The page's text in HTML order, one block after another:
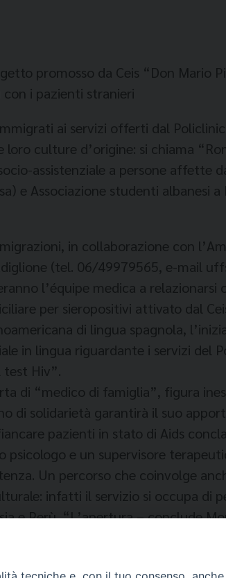
promosso da Ceis “Don Mario
i pazienti stranieri
ai servizi offerti dal
culture d’origine: si chiama
assistenziale a persone affette
e Associazione studenti albanesi a
in collaborazione con
(tel. 06/49979565, e-mail
l’équipe medica a relazionarsi
per sieropositivi attivato dal
di lingua spagnola,
in lingua riguardante i servizi del
test Hiv”.
di “medico di famiglia”, figura
di solidarietà garantirà il suo
pazienti in stato di Aids
psicologo e un supervisore
Un percorso che coinvolge
infatti il servizio si occupa di
e Perù. “L’apertura – conclude